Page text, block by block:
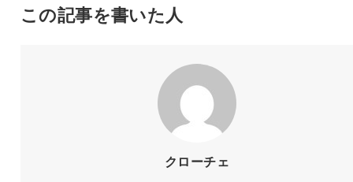
この記事を書いた人
クローチェ